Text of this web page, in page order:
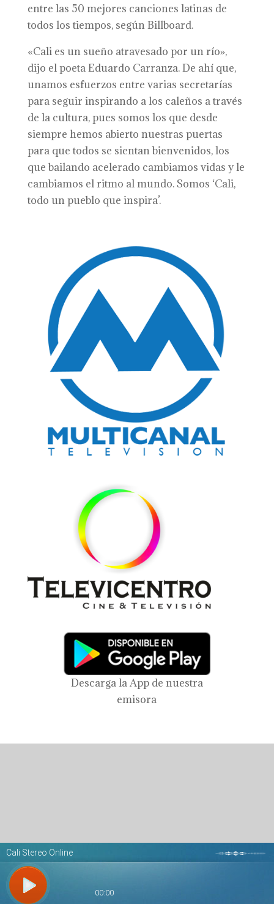
entre las 50 mejores canciones latinas de
todos los tiempos, según Billboard.
«Cali es un sueño atravesado por un río»,
dijo el poeta Eduardo Carranza. De ahí que,
unamos esfuerzos entre varias secretarías
para seguir inspirando a los caleños a través
de la cultura, pues somos los que desde
siempre hemos abierto nuestras puertas
para que todos se sientan bienvenidos, los
que bailando acelerado cambiamos vidas y le
cambiamos el ritmo al mundo. Somos ‘Cali,
todo un pueblo que inspira’.
Descarga la App de nuestra
emisora